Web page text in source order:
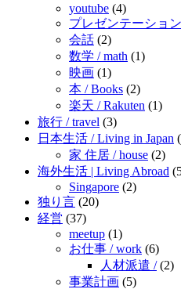
youtube (4)
プレゼンテーション
会話 (2)
数学 / math (1)
映画 (1)
本 / Books (2)
楽天 / Rakuten (1)
旅行 / travel (3)
日本生活 / Living in Japan
家 住居 / house (2)
海外生活 | Living Abroad
Singapore (2)
独り言 (20)
経営 (37)
meetup (1)
お仕事 / work (6)
人材派遣 /(2)
事業計画 (5)